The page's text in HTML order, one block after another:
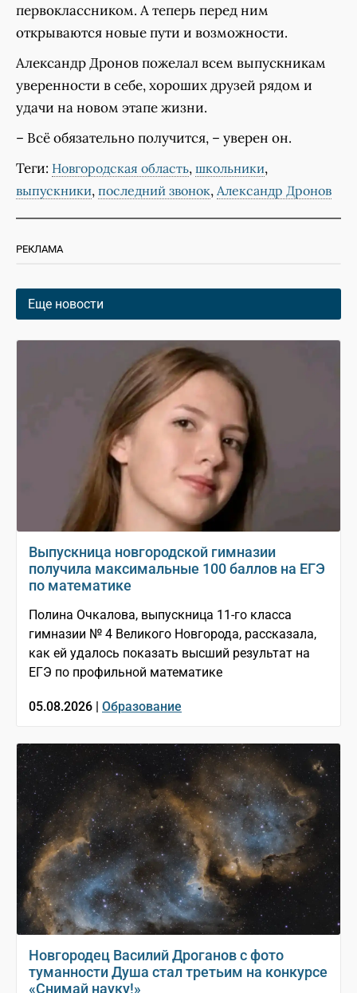
первоклассником. А теперь перед ним
открываются новые пути и возможности.
Александр Дронов пожелал всем выпускникам
уверенности в себе, хороших друзей рядом и
удачи на новом этапе жизни.
– Всё обязательно получится, – уверен он.
Теги: Новгородская область, школьники,
выпускники, последний звонок, Александр Дронов
РЕКЛАМА
Еще новости
Выпускница новгородской гимназии
получила максимальные 100 баллов на ЕГЭ
по математике
Полина Очкалова, выпускница 11-го класса
гимназии № 4 Великого Новгорода, рассказала,
как ей удалось показать высший результат на
ЕГЭ по профильной математике
05.08.2026 | Образование
Новгородец Василий Дроганов с фото
туманности Душа стал третьим на конкурсе
«Снимай науку!»